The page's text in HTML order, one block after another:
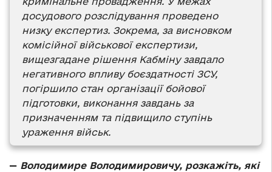
досудового розслідування проведено
низку експертиз. Зокрема, за висновком
комісійної військової експертизи,
вищезгадане рішення Кабміну завдало
негативного впливу боєздатності ЗСУ,
погіршило стан організації бойової
підготовки, виконання завдань за
призначенням та підвищило ступінь
ураження військ.
— Володимире Володимировичу, розкажіть, які